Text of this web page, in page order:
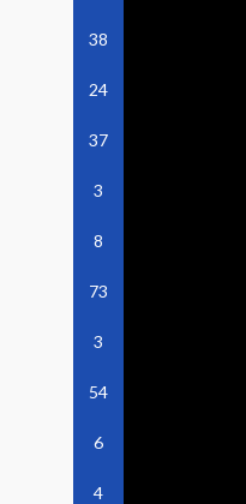
38
24
37
3
8
73
3
54
6
4